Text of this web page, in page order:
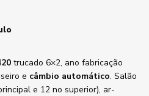
trucado 6×2, ano fabricação
e câmbio automático. Salão
e 12 no superior), ar-